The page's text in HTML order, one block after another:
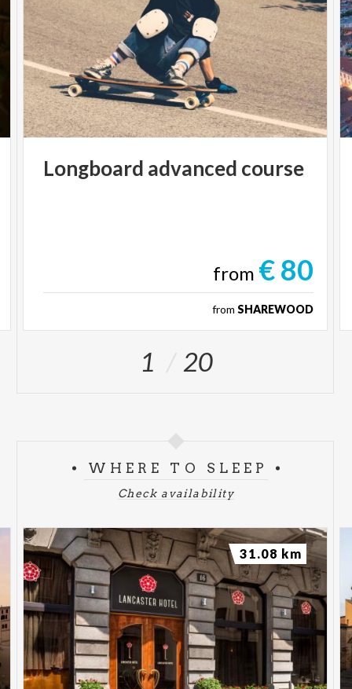
Longboard advanced course
from € 80
from SHAREWOOD
1 20
WHERE TO SLEEP
Check availability
31.08 km